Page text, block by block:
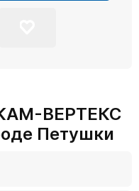
ВЕРТЕКС
Петушки